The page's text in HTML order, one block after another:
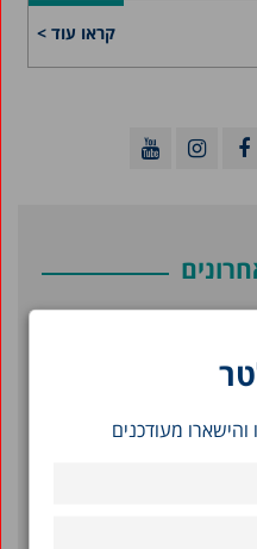
והישארו מעודכנים
קראו עוד >
תמונת מצב המדינה 2026: תרשימים בנושאי חברה
למיון, אשפוזים